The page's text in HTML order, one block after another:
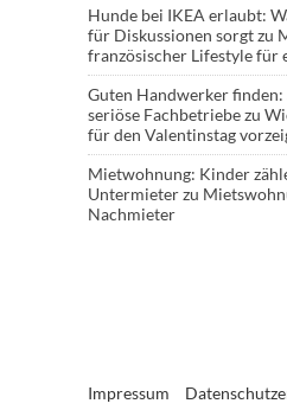
Hunde bei IKEA erlaubt:
für Diskussionen sorgtzu
französischer Lifestyle für
Guten Handwerker finden:
seriöse Fachbetriebezu
für den Valentinstag
Mietwohnung: Kinder
Untermieterzu
Nachmieter
Impressum